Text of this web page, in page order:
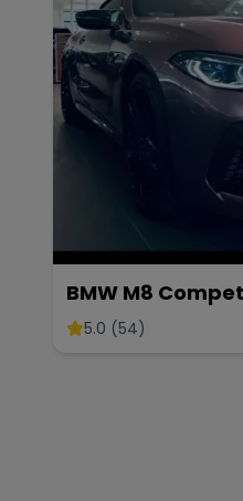
BMW M8
5.0 (54)